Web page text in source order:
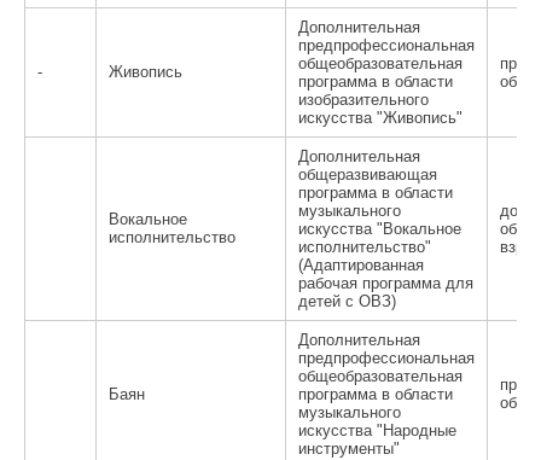
- Живопись
Дополнительная
предпрофессиональная
общеобразовательная
программа в области
изобразительного
искусства "Живопись"
Вокальное
исполнительство
Дополнительная
общеразвивающая
программа в области
музыкального
искусства "Вокальное
исполнительство"
(Адаптированная
рабочая программа для
детей с ОВЗ)
Баян
Дополнительная
предпрофессиональная
общеобразовательная
программа в области
музыкального
искусства "Народные
инструменты"